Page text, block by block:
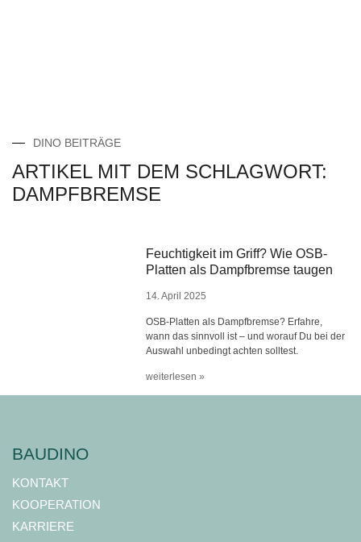
DINO BEITRÄGE
ARTIKEL MIT DEM SCHLAGWORT:
DAMPFBREMSE
Feuchtigkeit im Griff? Wie OSB-
Platten als Dampfbremse taugen
14. April 2025
OSB-Platten als Dampfbremse? Erfahre,
wann das sinnvoll ist – und worauf Du bei der
Auswahl unbedingt achten solltest.
weiterlesen »
BAUDINO
KONTAKT
KOOPERATION
KARRIERE